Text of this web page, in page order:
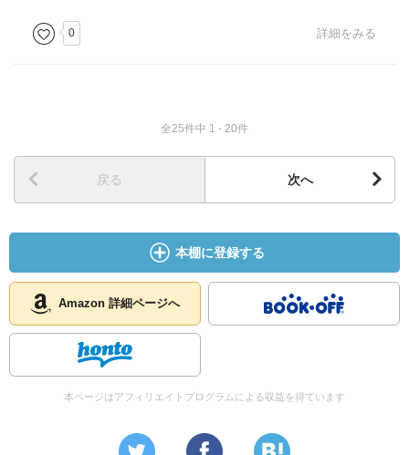
0 詳細をみる
全25件中 1 - 20件
戻る 次へ
本棚に登録する
Amazon 詳細ページへ
本ページはアフィリエイトプログラムによる収益を得ています